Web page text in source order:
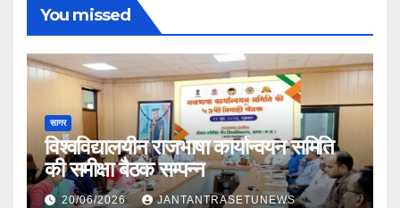
You missed
सागर
विश्वविद्यालयीन राजभाषा कार्यान्वयन समिति
की समीक्षा बैठक सम्पन्न
20/06/2026 JANTANTRASETUNEWS